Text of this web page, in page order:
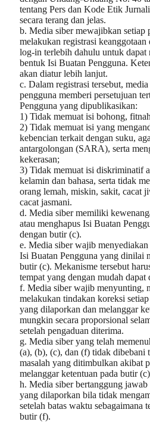
tentang Pers dan Kode Etik
secara terang dan jelas.
b. Media siber mewajibkan setiap
melakukan registrasi keanggotaan
log-in terlebih dahulu untuk dapat
bentuk Isi Buatan Pengguna.
akan diatur lebih lanjut.
c. Dalam registrasi tersebut,
pengguna memberi persetujuan
Pengguna yang dipublikasikan:
1) Tidak memuat isi bohong,
2) Tidak memuat isi yang
kebencian terkait dengan suku,
antargolongan (SARA), serta
kekerasan;
3) Tidak memuat isi diskriminatif
kelamin dan bahasa, serta tidak
orang lemah, miskin, sakit, cacat
cacat jasmani.
d. Media siber memiliki
atau menghapus Isi Buatan
dengan butir (c).
e. Media siber wajib menyediakan
Isi Buatan Pengguna yang dinilai
butir (c). Mekanisme tersebut
tempat yang dengan mudah dapat
f. Media siber wajib menyunting,
melakukan tindakan koreksi
yang dilaporkan dan melanggar
mungkin secara proporsional
setelah pengaduan diterima.
g. Media siber yang telah
(a), (b), (c), dan (f) tidak dibebani
masalah yang ditimbulkan akibat
melanggar ketentuan pada butir
h. Media siber bertanggung jawab
yang dilaporkan bila tidak
setelah batas waktu sebagaimana
butir (f).